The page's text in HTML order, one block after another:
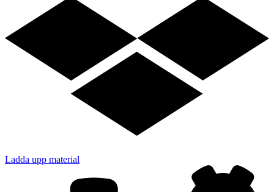
Ladda upp material